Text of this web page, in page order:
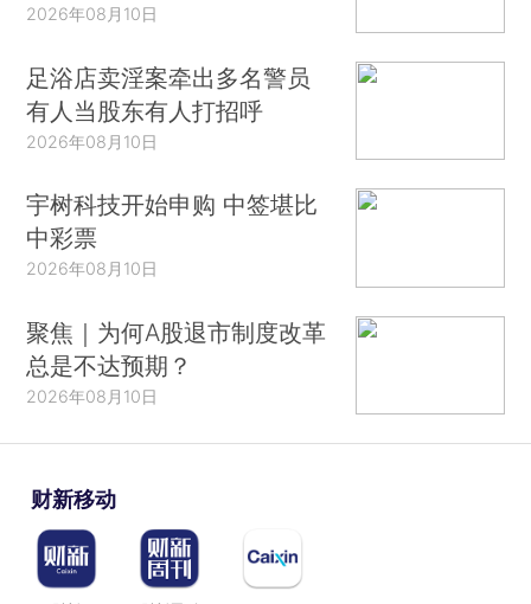
2026年08月10日
足浴店卖淫案牵出多名警员
有人当股东有人打招呼
2026年08月10日
宇树科技开始申购 中签堪比
中彩票
2026年08月10日
聚焦｜为何A股退市制度改革
总是不达预期？
2026年08月10日
财新移动